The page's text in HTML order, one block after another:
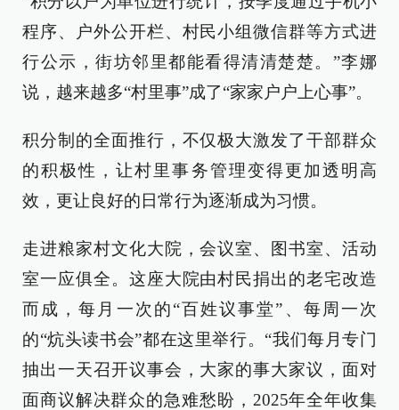
程序、户外公开栏、村民小组微信群等方式进
行公示，街坊邻里都能看得清清楚楚。”李娜
说，越来越多“村里事”成了“家家户户上心事”。
积分制的全面推行，不仅极大激发了干部群众
的积极性，让村里事务管理变得更加透明高
效，更让良好的日常行为逐渐成为习惯。
走进粮家村文化大院，会议室、图书室、活动
室一应俱全。这座大院由村民捐出的老宅改造
而成，每月一次的“百姓议事堂”、每周一次
的“炕头读书会”都在这里举行。“我们每月专门
抽出一天召开议事会，大家的事大家议，面对
面商议解决群众的急难愁盼，2025年全年收集